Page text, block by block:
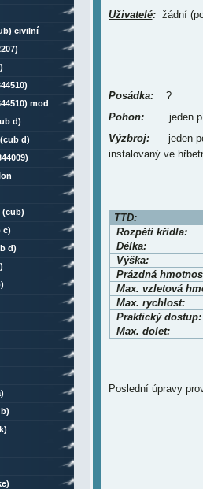
Uživatelé:žádní
Posádka:?
Pohon:jeden
Výzbroj:jeden
instalovaný ve
TTD:
Rozpětí křídla:
Délka:
Výška:
Prázdná
Max. vzletová
Max. rychlost:
Praktický dostup:
Max. dolet:
Poslední úpravy
civilní
mod
d)
d)
(cub)
c)
d)